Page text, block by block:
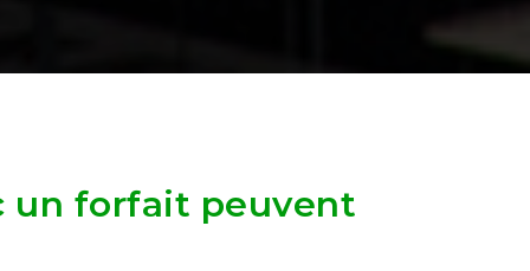
un forfait peuvent